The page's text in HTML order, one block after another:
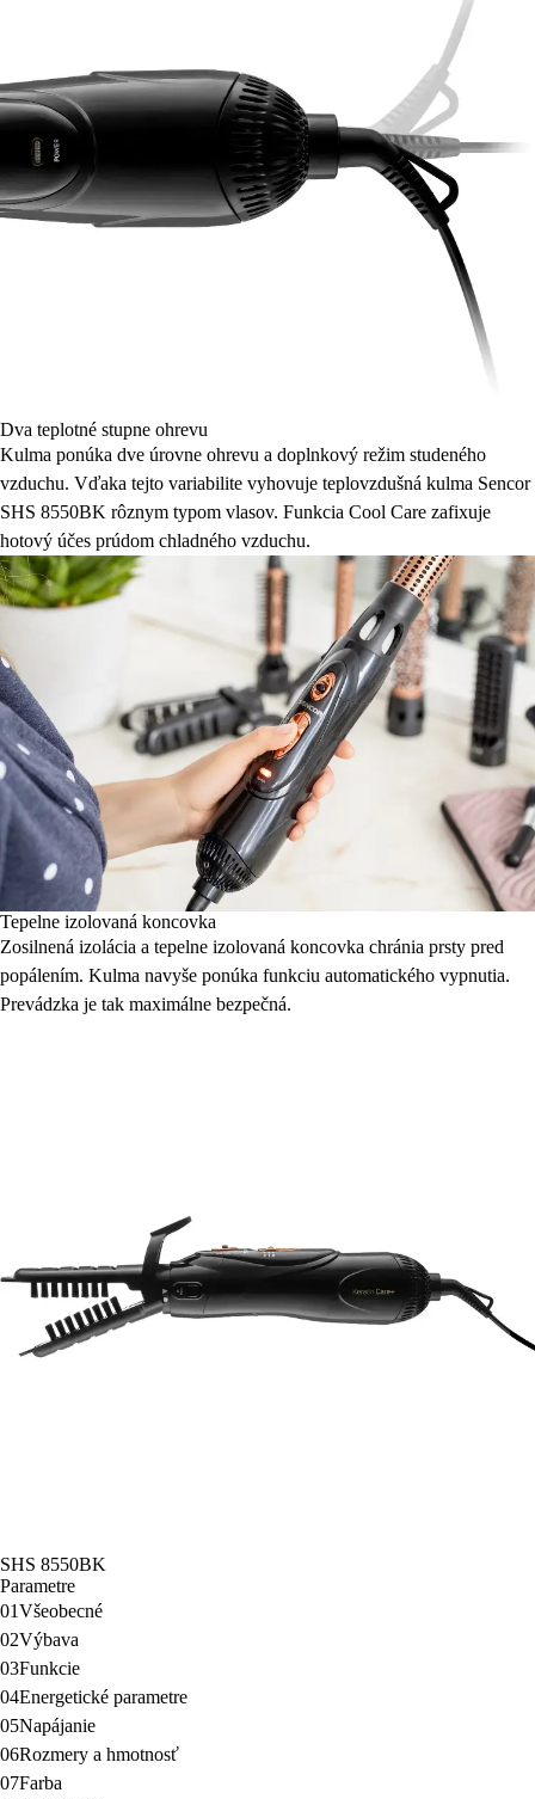
Dva teplotné stupne ohrevu
Kulma ponúka dve úrovne ohrevu a doplnkový režim studeného
vzduchu. Vďaka tejto variabilite vyhovuje teplovzdušná kulma Sencor
SHS 8550BK rôznym typom vlasov. Funkcia Cool Care zafixuje
hotový účes prúdom chladného vzduchu.
Tepelne izolovaná koncovka
Zosilnená izolácia a tepelne izolovaná koncovka chránia prsty pred
popálením. Kulma navyše ponúka funkciu automatického vypnutia.
Prevádzka je tak maximálne bezpečná.
SHS 8550BK
Parametre
01Všeobecné
02Výbava
03Funkcie
04Energetické parametre
05Napájanie
06Rozmery a hmotnosť
07Farba